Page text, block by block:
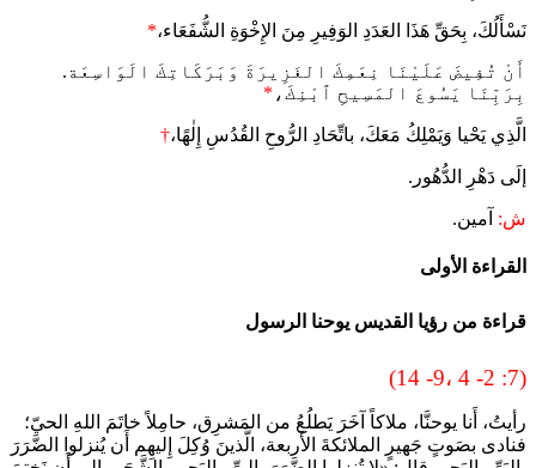
نَسْأَلُكَ، بِحَقِّ هَذَا العَدَدِ الوَفِيرِ مِنَ الإِخْوَةِ الشُّفَعَاء،*
أَنْ تُفِيضَ عَلَيْنَا نِعَمِكَ الغَزِيرَةَ وَبَرَكَاتِكَ الَوَاسِعَة.
بِرَبِّنَا يَسُوعَ المَسِيحِ ٱبْنِكَ، *
الَّذِي يَحْيا وَيَمْلِكُ مَعَكَ، باتِّحَادِ الرُّوحِ القُدُسِ إِلٰهًا،†
إلَى دَهْرِ الدُّهُور.
ش: آمين.
القراءة الأولى
قراءة من رؤيا القديس يوحنا الرسول
(7: 2- 4 ،9- 14)
رأيتُ، أَنا يوحنَّا، ملاكاً آخَرَ يَطلُعُ من المَشرِق، حامِلاً خاتَمَ اللهِ الحيّ؛
فنادى بصَوتٍ جَهيرٍ الملائكةَ الأَربعة، الَّذينَ وُكِلَ إِليهِم أَن يُنزلوا الضَّرَرَ